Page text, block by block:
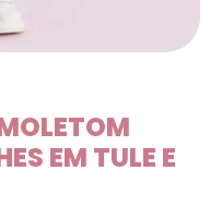
EM TULE E